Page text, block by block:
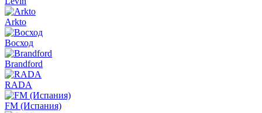
Arkto
Восход
Brandford
RADA
FM (Испания)